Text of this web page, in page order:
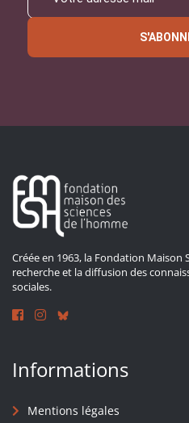
Créée en 1963, la Fondation
recherche et la diffusion des
sociales.
Informations
Mentions légales